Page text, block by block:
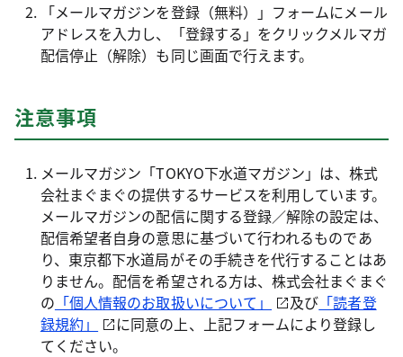
「メールマガジンを登録（無料）」フォームにメール
アドレスを入力し、「登録する」をクリックメルマガ
配信停止（解除）も同じ画面で行えます。
注意事項
メールマガジン「TOKYO下水道マガジン」は、株式
会社まぐまぐの提供するサービスを利用しています。
メールマガジンの配信に関する登録／解除の設定は、
配信希望者自身の意思に基づいて行われるものであ
り、東京都下水道局がその手続きを代行することはあ
りません。配信を希望される方は、株式会社まぐまぐ
の 「個人情報のお取扱いについて」 及び 「読者登
録規約」
に同意の上、上記フォームにより登録し
てください。